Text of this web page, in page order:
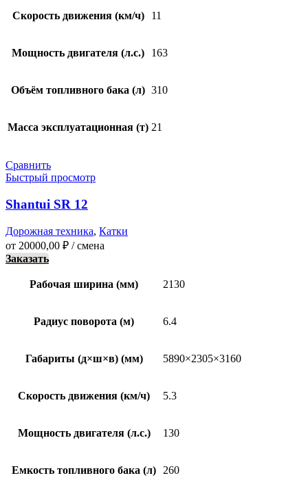
Скорость движения (км/ч) 11
Мощность двигателя (л.с.) 163
Объём топливного бака (л) 310
Масса эксплуатационная (т) 21
Сравнить
Быстрый просмотр
Shantui SR 12
Дорожная техника, Катки
от 20000,00 ₽ / смена
Заказать
Рабочая ширина (мм) 2130
Радиус поворота (м) 6.4
Габариты (д×ш×в) (мм) 5890×2305×3160
Скорость движения (км/ч) 5.3
Мощность двигателя (л.с.) 130
Емкость топливного бака (л) 260